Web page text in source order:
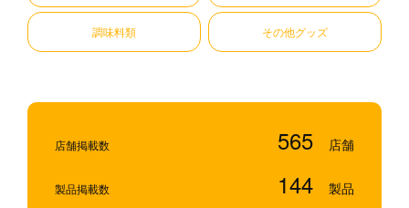
調味料類 その他グッズ
店舗掲載数 565
製品掲載数 144